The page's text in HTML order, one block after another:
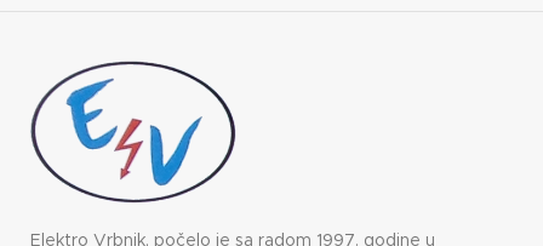
Elektro Vrbnik, počelo je sa radom 1997. godine u